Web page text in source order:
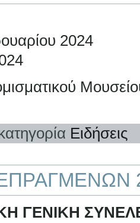
2024
Ειδήσεις
ΓΕΝΙΚΗ